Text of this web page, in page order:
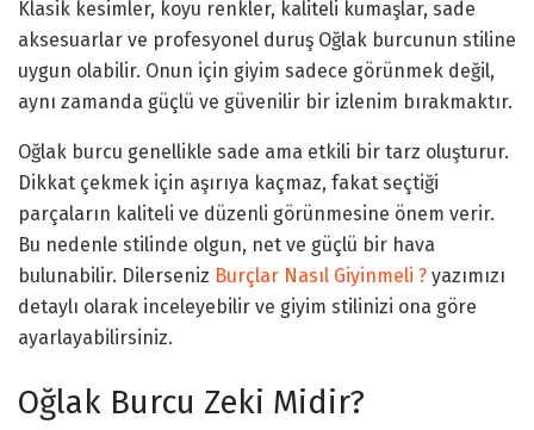
Klasik kesimler, koyu renkler, kaliteli kumaşlar, sade
aksesuarlar ve profesyonel duruş Oğlak burcunun stiline
uygun olabilir. Onun için giyim sadece görünmek değil,
aynı zamanda güçlü ve güvenilir bir izlenim bırakmaktır.
Oğlak burcu genellikle sade ama etkili bir tarz oluşturur.
Dikkat çekmek için aşırıya kaçmaz, fakat seçtiği
parçaların kaliteli ve düzenli görünmesine önem verir.
Bu nedenle stilinde olgun, net ve güçlü bir hava
bulunabilir. Dilerseniz Burçlar Nasıl Giyinmeli ? yazımızı
detaylı olarak inceleyebilir ve giyim stilinizi ona göre
ayarlayabilirsiniz.
Oğlak Burcu Zeki Midir?